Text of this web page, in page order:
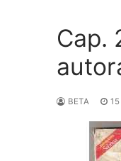
Cap.
BETA